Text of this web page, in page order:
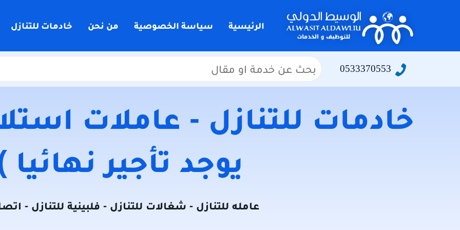
الرئيسية سياسة الخصوصية من نحن خادمات للتنازل
0533370553
البحث
عن:
خادمات للتنازل - عاملات
يوجد تأجير نهائيا
عامله للتنازل - شغالات للتنازل - فلبينية للتنازل -